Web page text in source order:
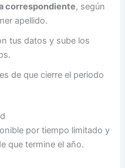
correspondiente, según
apellido.
tus datos y sube los
de que cierre el periodo
por tiempo limitado y
que termine el año.